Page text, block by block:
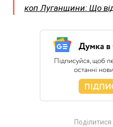
коп Луганщини: Що
Поділитися